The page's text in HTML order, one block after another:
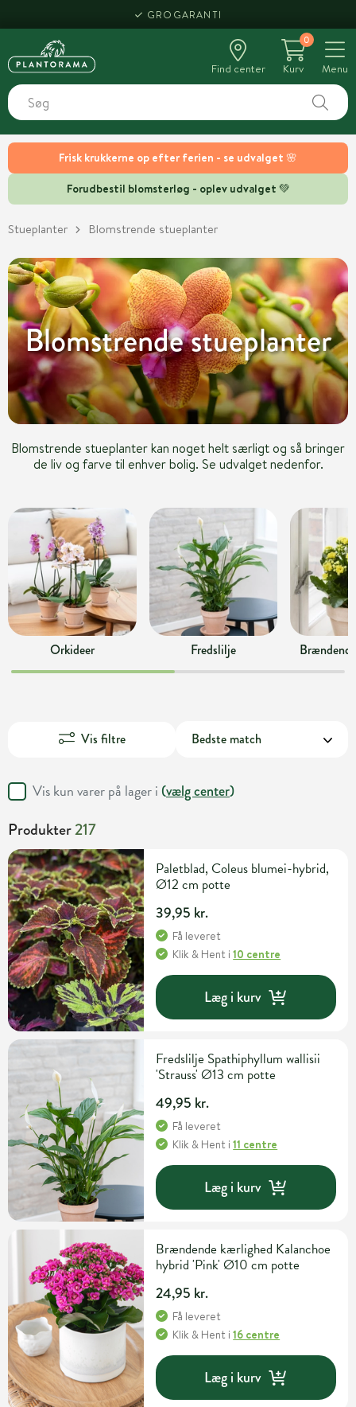
Frisk krukkerne op efter ferien - se udvalget 🌸
Forudbestil blomsterløg - oplev udvalget 💚
HENT SAMME DAG
Find center
0
Kurv
Menu
Stueplanter Blomstrende stueplanter
Blomstrende stueplanter
Blomstrende stueplanter kan noget helt særligt og så bringer
de liv og farve til enhver bolig. Se udvalget nedenfor.
Orkideer Fredslilje
Vis filtre
Vis kun varer på lager i (vælg center)
Produkter217
Paletblad, Coleus blumei-hybrid,
Ø12 cm potte
39,95 kr.
Få leveret
Klik & Hent i10 centre
Læg i kurv
Fredslilje Spathiphyllum wallisii
'Strauss' Ø13 cm potte
49,95 kr.
Få leveret
Klik & Hent i11 centre
Læg i kurv
Brændende kærlighed Kalanchoe
hybrid 'Pink' Ø10 cm potte
24,95 kr.
Få leveret
Klik & Hent i16 centre
Læg i kurv